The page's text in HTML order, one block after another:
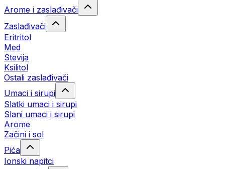
Arome i zaslađivači
Zaslađivači
Eritritol
Med
Stevija
Ksilitol
Ostali zaslađivači
Umaci i sirupi
Slatki umaci i sirupi
Slani umaci i sirupi
Arome
Začini i sol
Pića
Ionski napitci